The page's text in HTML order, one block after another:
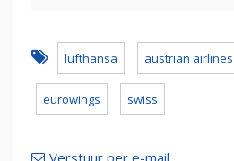
lufthansa austrian airlines
eurowings swiss